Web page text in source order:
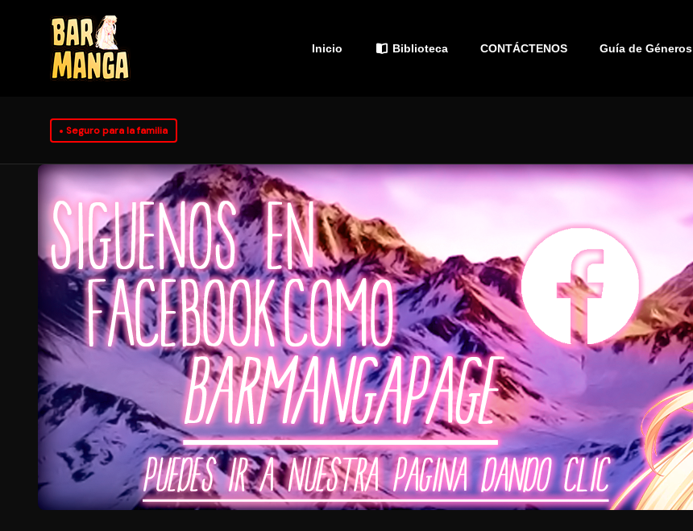
Inicio Biblioteca CONTÁCTENOS Guía de Géneros
Seguro para la familia